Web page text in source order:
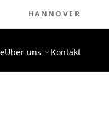
HANNOVER
Über uns Kontakt